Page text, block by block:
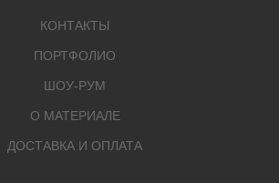
КОНТАКТЫ
ПОРТФОЛИО
ШОУ-РУМ
О МАТЕРИАЛЕ
ДОСТАВКА И ОПЛАТА